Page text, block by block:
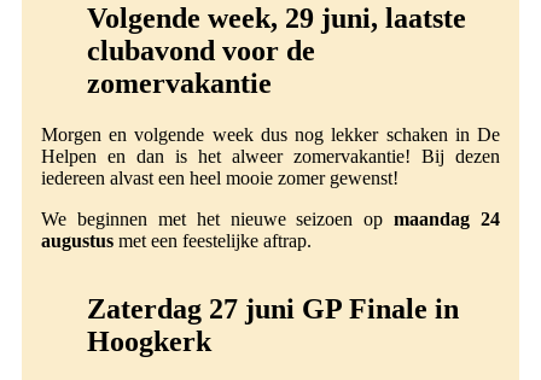
Volgende week, 29 juni, laatste
clubavond voor de
zomervakantie
Morgen en volgende week dus nog lekker schaken in De
Helpen en dan is het alweer zomervakantie! Bij dezen
iedereen alvast een heel mooie zomer gewenst!
We beginnen met het nieuwe seizoen opmaandag 24
augustus met een feestelijke aftrap.
Zaterdag 27 juni GP Finale in
Hoogkerk